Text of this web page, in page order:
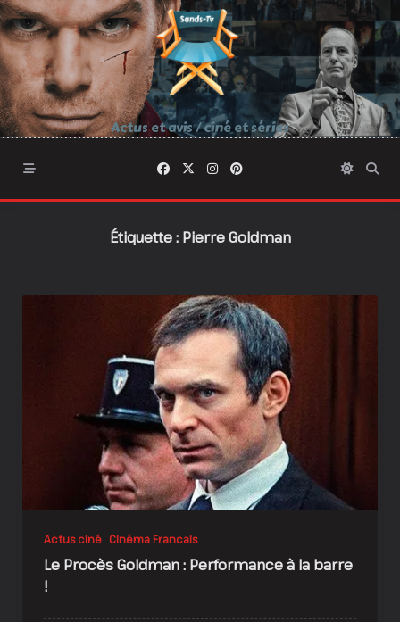
Skip
to
content
Actus et avis / ciné et séries
Étiquette : Pierre Goldman
Actus ciné Cinéma Francais
Le Procès Goldman : Performance à la barre
!